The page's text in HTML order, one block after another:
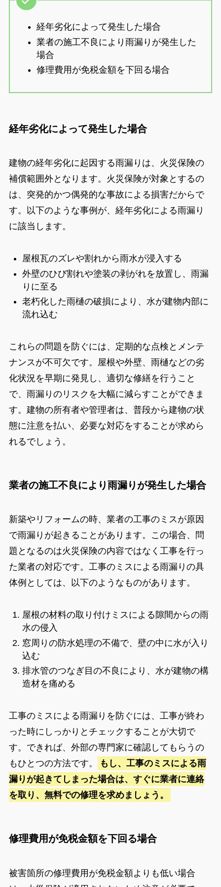
経年劣化によって発生した場合
業者の施工不良により雨漏りが発生した
場合
修理費用が免税金額を下回る場合
経年劣化によって発生した場合
建物の経年劣化に起因する雨漏りは、火災保険の
補償範囲外となります。火災保険が対象とするの
は、突発的かつ偶発的な事故による損害だからで
す。以下のような事例が、経年劣化による雨漏り
に該当します。
屋根瓦のズレや割れから雨水が浸入する
外壁のひび割れや塗装の剥がれを放置し、雨漏
りに至る
老朽化した雨樋の破損により、水が建物内部に
流れ込む
これらの問題を防ぐには、定期的な点検とメンテ
ナンスが不可欠です。屋根や外壁、雨樋などの劣
化状況を早期に発見し、適切な修繕を行うこと
で、雨漏りのリスクを大幅に減らすことができま
す。建物の所有者や管理者は、普段から建物の状
態に注意を払い、必要な対応をすることが求めら
れるでしょう。
業者の施工不良により雨漏りが発生した場合
新築やリフォームの時、業者の工事のミスが原因
で雨漏りが起きることがあります。この場合、問
題となるのは火災保険の内容ではなく工事を行っ
た業者の対応です。工事のミスによる雨漏りの具
体例としては、以下のようなものがあります。
屋根の材料の取り付けミスによる隙間からの雨
水の侵入
窓周りの防水処理の不備で、壁の中に水が入り
込む
排水管のつなぎ目の不良により、水が建物の構
造材を痛める
工事のミスによる雨漏りを防ぐには、工事が終わ
った時にしっかりとチェックすることが大切で
す。できれば、外部の専門家に確認してもらうの
もひとつの方法です。
もし、工事のミスによる雨
漏りが起きてしまった場合は、すぐに業者に連絡
を取り、無料での修理を求めましょう。
修理費用が免税金額を下回る場合
被害箇所の修理費用が免税金額よりも低い場合